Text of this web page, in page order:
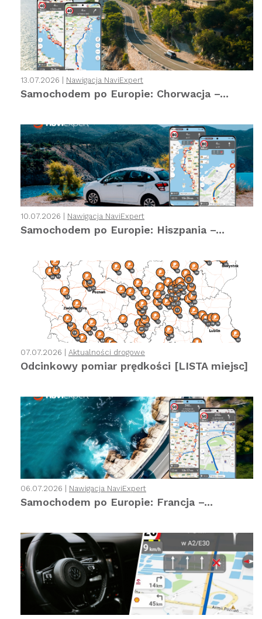
13.07.2026 | Nawigacja NaviExpert
Samochodem po Europie: Chorwacja –...
10.07.2026 | Nawigacja NaviExpert
Samochodem po Europie: Hiszpania –...
07.07.2026 | Aktualności drogowe
Odcinkowy pomiar prędkości [LISTA miejsc]
06.07.2026 | Nawigacja NaviExpert
Samochodem po Europie: Francja –...